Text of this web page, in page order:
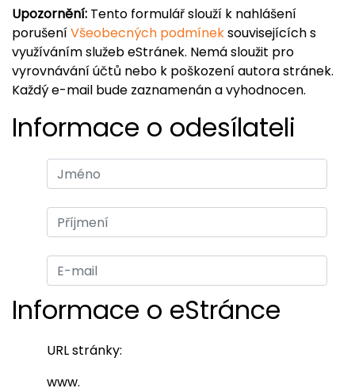
Upozornění: Tento formulář slouží k nahlášení
porušeníVšeobecných podmíneksouvisejících s
využíváním služeb eStránek. Nemá sloužit pro
vyrovnávání účtů nebo k poškození autora stránek.
Každý e-mail bude zaznamenán a vyhodnocen.
Informace o odesílateli
Informace o eStránce
URL stránky:
www.